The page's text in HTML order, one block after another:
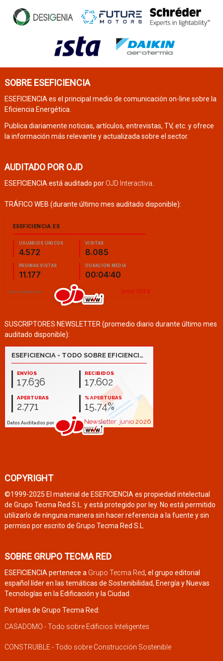
SOBRE ESEFICIENCIA
ESEFICIENCIA es el principal medio de comunicación on-line sobre la
Eficiencia Energética.
Publica diariamente noticias, artículos, entrevistas, TV, etc. y ofrece
la información más relevante y actualizada sobre el sector.
AUDITADO POR OJD
ESEFICIENCIA está auditado por OJD Interactiva
TRÁFICO WEB (durante último mes auditado disponible):
SUSCRIPTORES NEWSLETTER (promedio diario durante último mes
auditado disponible):
COPYRIGHT
©1999-2025 El material de ESEFICIENCIA es propiedad intelectual
de Grupo Tecma Red S.L. y está protegido por ley. No está permitido
utilizarlo de ninguna manera sin hacer referencia a la fuente y sin
permiso por escrito de Grupo Tecma Red S.L.
SOBRE GRUPO TECMA RED
ESEFICIENCIA pertenece a Grupo Tecma Red, el grupo editorial
español líder en las temáticas de Sostenibilidad, Energía y Nuevas
Tecnologías en la Edificación y la Ciudad.
Portales de Grupo Tecma Red:
CASADOMO - Todo sobre Edificios Inteligentes
CONSTRUIBLE - Todo sobre Construcción Sostenible